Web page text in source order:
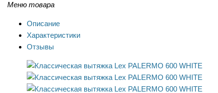
Меню товара
Описание
Характеристики
Отзывы